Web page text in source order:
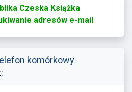
Czeska Książka
adresów e-mail
komórkowy